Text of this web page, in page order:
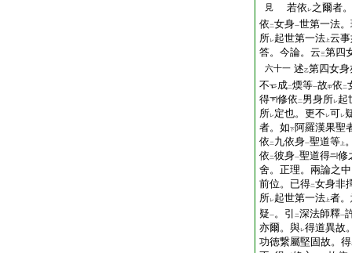
見 若依 レ之爾者
依 二女身一世第一法
所レ起世第一法 上云
答。今論。云三第四
六十一 述乙第四女身
不
成二煗等一故甲依 二
得
修依 二 男身所レ起
所レ定也。更不 レ可レ
者。如下阿羅漢果聖
依 二 九依身一聖道等 上
依 二彼身一聖道得
修
舍。正理。兩論之
前位。已得二女身非
所レ起世第一法 上者
疑一。引 二深法師釋一
亦爾。與レ得道異故
功徳繋屬堅固故。得